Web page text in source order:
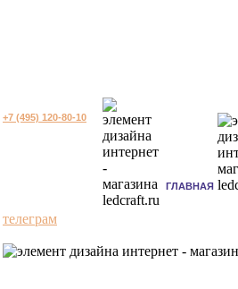
+7 (495) 120-80-10
ГЛАВНАЯ
телеграм